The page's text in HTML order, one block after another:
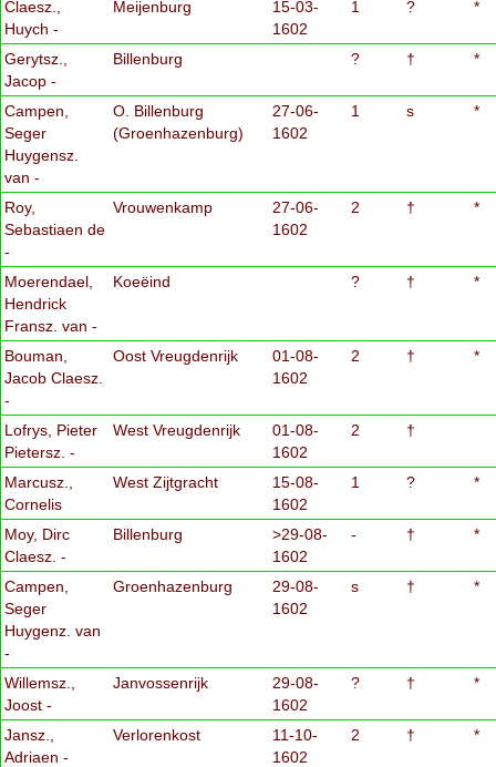
Claesz.,
Huych -
Meijenburg
15-03-
1602
1 ? *
Gerytsz.,
Jacop -
Billenburg ? † *
Campen,
Seger
Huygensz.
van -
O. Billenburg
(Groenhazenburg)
27-06-
1602
1 s *
Roy,
Sebastiaen de
-
Vrouwenkamp
27-06-
1602
2 † *
Moerendael,
Hendrick
Fransz. van -
Koeëind ? † *
Bouman,
Jacob Claesz.
-
Oost Vreugdenrijk
01-08-
1602
2 † *
Lofrys, Pieter
Pietersz. -
West Vreugdenrijk
01-08-
1602
2 †
Marcusz.,
Cornelis
West Zijtgracht
15-08-
1602
1 ? *
Moy, Dirc
Claesz. -
Billenburg
>29-08-
1602
- † *
Campen,
Seger
Huygenz. van
-
Groenhazenburg
29-08-
1602
s † *
Willemsz.,
Joost -
Janvossenrijk
29-08-
1602
? † *
Jansz.,
Adriaen -
Verlorenkost
11-10-
1602
2 † *